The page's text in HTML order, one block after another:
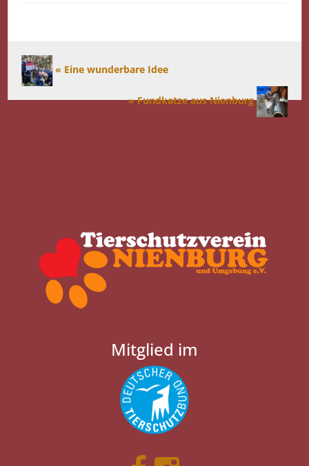
« Eine wunderbare Idee
» Fundkatze aus Nienburg
Mitglied im